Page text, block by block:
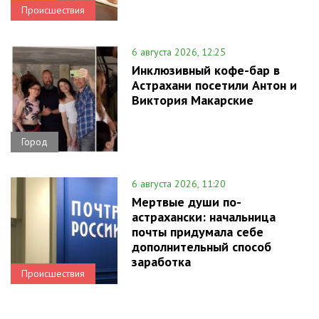
Происшествия
Город
6 августа 2026, 12:25
Инклюзивный кофе-бар в
Астрахани посетили Антон и
Виктория Макарские
Происшествия
6 августа 2026, 11:20
Мертвые души по-
астрахански: начальница
почты придумала себе
дополнительный способ
заработка